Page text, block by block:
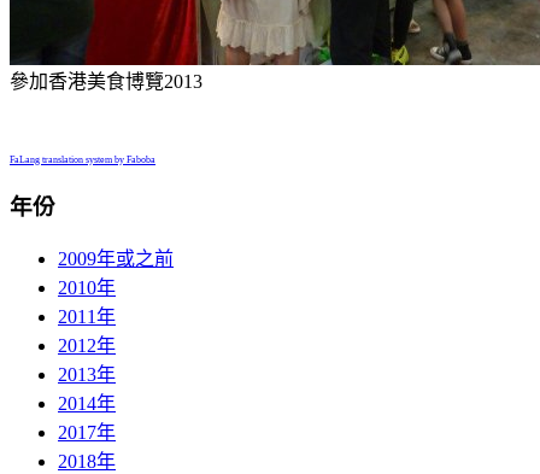
參加香港美食博覽2013
FaLang translation system by Faboba
年份
2009年或之前
2010年
2011年
2012年
2013年
2014年
2017年
2018年